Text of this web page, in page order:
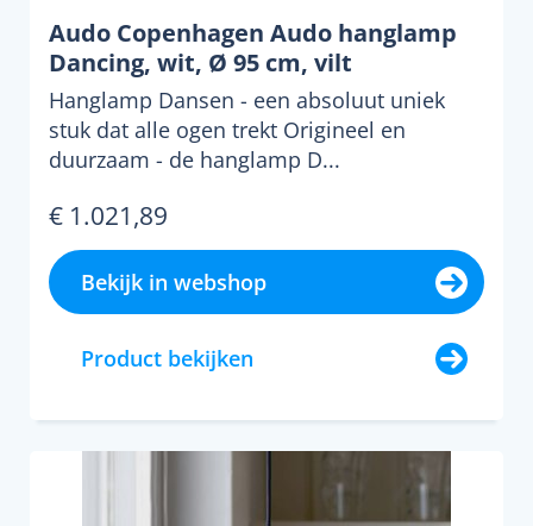
Audo Copenhagen Audo hanglamp
Dancing, wit, Ø 95 cm, vilt
Hanglamp Dansen - een absoluut uniek
stuk dat alle ogen trekt Origineel en
duurzaam - de hanglamp D...
€ 1.021,89
Bekijk in webshop
Product bekijken